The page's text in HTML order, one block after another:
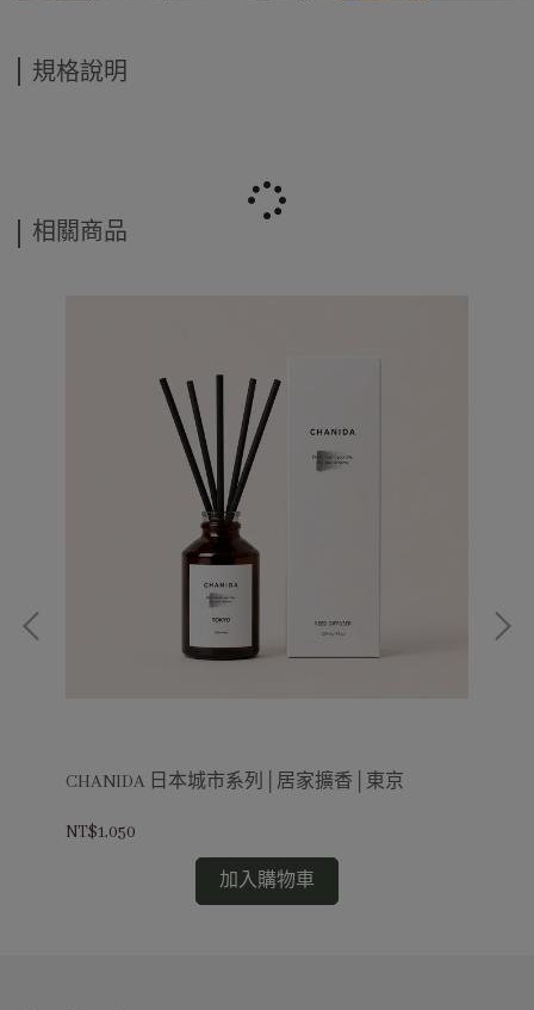
規格說明
相關商品
CHANIDA 日本城市系列│居家擴香│東京
NT$1,050
加入購物車